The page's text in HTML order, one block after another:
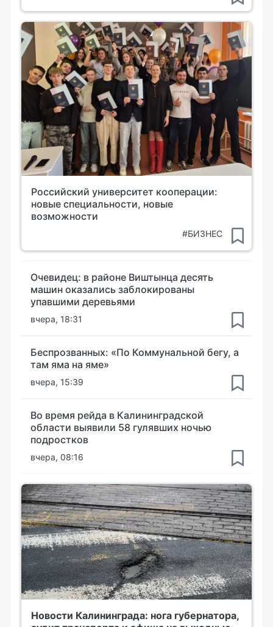
Российский университет кооперации:
новые специальности, новые
возможности
#БИЗНЕС
Очевидец: в районе Виштынца десять
машин оказались заблокированы
упавшими деревьями
вчера, 18:31
Беспрозванных: «По Коммунальной бегу, а
там яма на яме»
вчера, 15:39
Во время рейда в Калининградской
области выявили 58 гулявших ночью
подростков
вчера, 08:16
Новости Калининграда: нога губернатора,